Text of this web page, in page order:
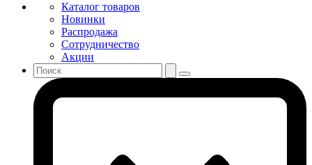
Каталог товаров
Новинки
Распродажа
Сотрудничество
Акции